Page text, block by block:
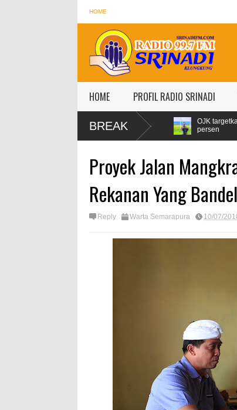
HOME
HOME PROFIL RADIO SRINADI
BREAKOJK targetkan kredit perbankan
persen
Proyek Jalan
Rekanan Yang Bandel
Reply Warta Semarapura 10/07/